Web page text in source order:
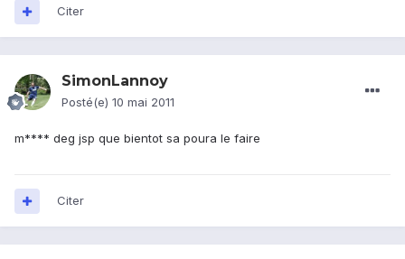
Citer
SimonLannoy
Posté(e) 10 mai 2011
m**** deg jsp que bientot sa poura le faire
Citer